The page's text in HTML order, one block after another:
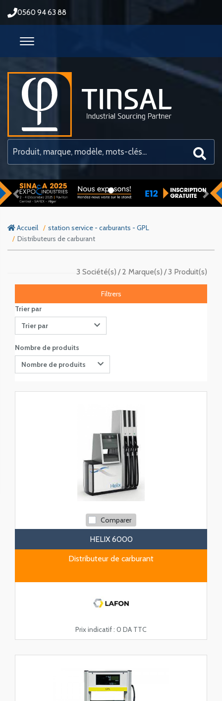
0560 94 63 88
Previous
Accueil
station service - carburants - GPL
Distributeurs de carburant
3 Produit(s)
2 Marque(s)
3 Société(s)
Filtrers
Trier par
Trier par
Nombre de produits
Nombre de produits
Comparer
HELIX 6000
Distributeur de carburant
Prix indicatif : 0 DA TTC